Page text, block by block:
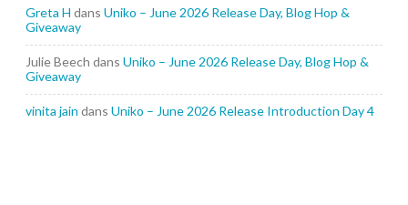
Greta H dans Uniko – June 2026 Release Day, Blog Hop &
Giveaway
Julie Beech dans Uniko – June 2026 Release Day, Blog Hop &
Giveaway
vinita jain dans Uniko – June 2026 Release Introduction Day 4